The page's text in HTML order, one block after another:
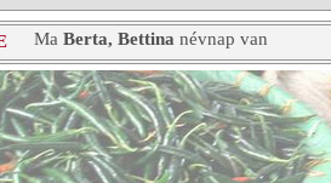
Ma Berta, Bettina névnap van